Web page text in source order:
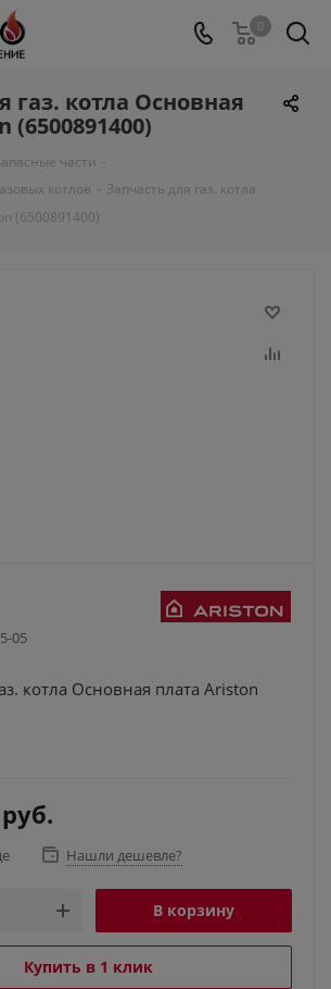
0
газ. котла Основная
(6500891400)
части -
котлов - Запчасть для газ. котла
(6500891400)
05
котла Основная плата Ariston
руб.
Нашли дешевле?
В корзину
Купить в 1 клик